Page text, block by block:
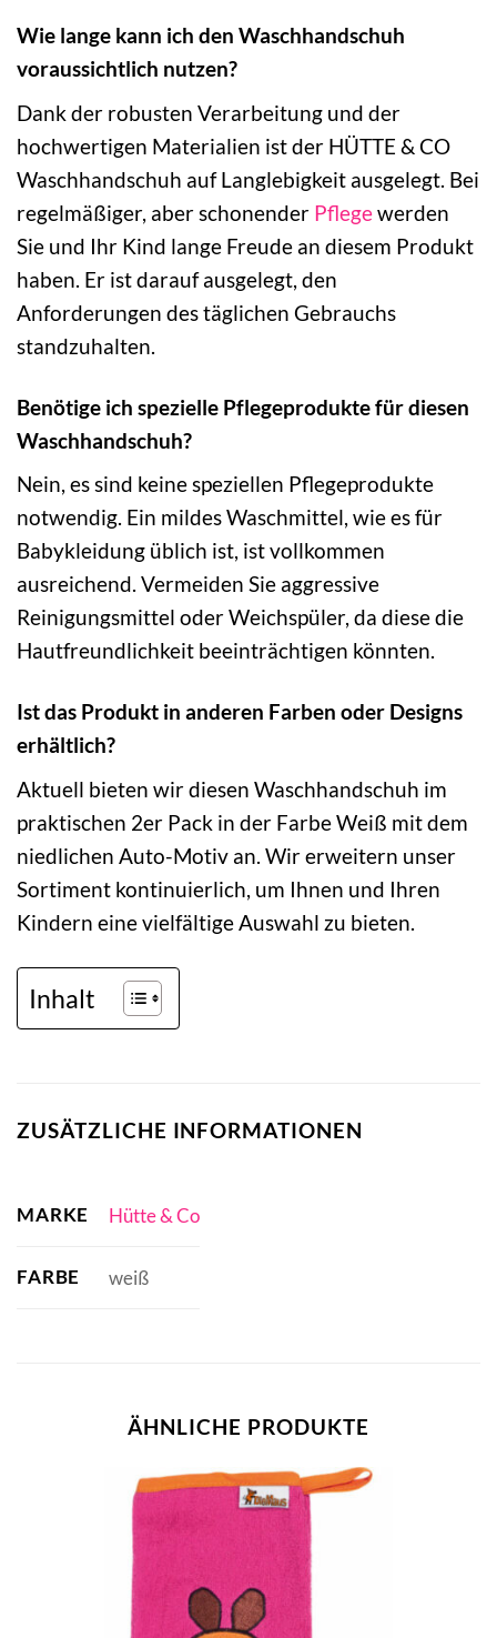
Wie lange kann ich den Waschhandschuh
voraussichtlich nutzen?
Dank der robusten Verarbeitung und der
hochwertigen Materialien ist der HÜTTE & CO
Waschhandschuh auf Langlebigkeit ausgelegt. Bei
regelmäßiger, aber schonender Pflegewerden
Sie und Ihr Kind lange Freude an diesem Produkt
haben. Er ist darauf ausgelegt, den
Anforderungen des täglichen Gebrauchs
standzuhalten.
Benötige ich spezielle Pflegeprodukte für diesen
Waschhandschuh?
Nein, es sind keine speziellen Pflegeprodukte
notwendig. Ein mildes Waschmittel, wie es für
Babykleidung üblich ist, ist vollkommen
ausreichend. Vermeiden Sie aggressive
Reinigungsmittel oder Weichspüler, da diese die
Hautfreundlichkeit beeinträchtigen könnten.
Ist das Produkt in anderen Farben oder Designs
erhältlich?
Aktuell bieten wir diesen Waschhandschuh im
praktischen 2er Pack in der Farbe Weiß mit dem
niedlichen Auto-Motiv an. Wir erweitern unser
Sortiment kontinuierlich, um Ihnen und Ihren
Kindern eine vielfältige Auswahl zu bieten.
Inhalt
ZUSÄTZLICHE INFORMATIONEN
MARKE Hütte & Co
FARBE weiß
ÄHNLICHE PRODUKTE